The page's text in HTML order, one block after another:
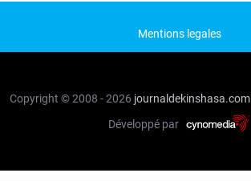
Mentions legales
Copyright © 2008 - 2026 journaldekinshasa.com
Développé par